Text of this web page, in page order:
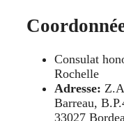
Consulat
Rochelle
Adresse:
Barreau,
33027